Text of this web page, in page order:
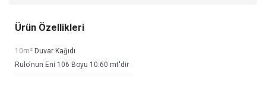
Ürün Özellikleri
10m² Duvar Kağıdı
Rulo'nun Eni 106 Boyu 10.60 mt'dir